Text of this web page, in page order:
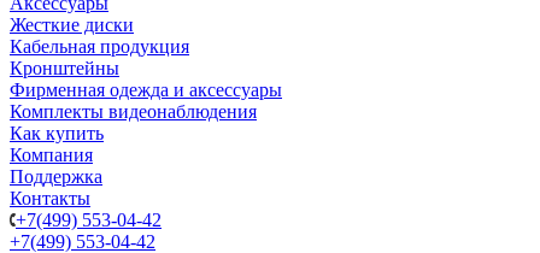
Жесткие диски
Кабельная продукция
Кронштейны
Фирменная одежда и аксессуары
Комплекты видеонаблюдения
Как купить
Компания
Поддержка
Контакты
+7(499) 553-04-42
+7(499) 553-04-42